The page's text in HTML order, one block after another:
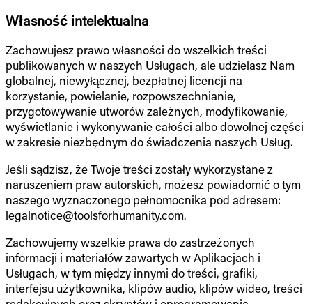
Własność intelektualna
Zachowujesz prawo własności do wszelkich treści
publikowanych w naszych Usługach, ale udzielasz Nam
globalnej, niewyłącznej, bezpłatnej licencji na
korzystanie, powielanie, rozpowszechnianie,
przygotowywanie utworów zależnych, modyfikowanie,
wyświetlanie i wykonywanie całości albo dowolnej części
w zakresie niezbędnym do świadczenia naszych Usług.
Jeśli sądzisz, że Twoje treści zostały wykorzystane z
naruszeniem praw autorskich, możesz powiadomić o tym
naszego wyznaczonego pełnomocnika pod adresem:
legalnotice@toolsforhumanity.com.
Zachowujemy wszelkie prawa do zastrzeżonych
informacji i materiałów zawartych w Aplikacjach i
Usługach, w tym między innymi do treści, grafiki,
interfejsu użytkownika, klipów audio, klipów wideo, treści